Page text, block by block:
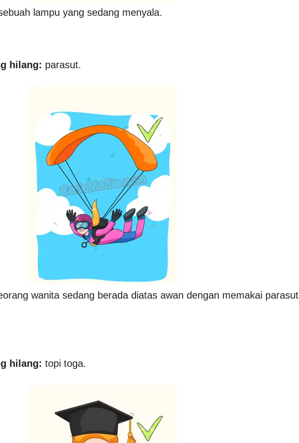
lampu yang sedang menyala.
hilang: parasut.
wanita sedang berada diatas awan dengan memakai parasut
hilang: topi toga.